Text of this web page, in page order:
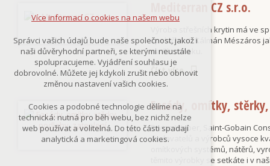
Mediterran CZ s.r.o.
Výroba střešních krytin má ve
společnosti Kálmán Mészáros
na Slovensku.
Číst více
Fasády, omítky,
Divize Weber, Saint-Gobain
dodavatelů a výrobců vysoce
omítkových systémů, nátěrů,
těmito výrobky se setkáte i v
marketingová cookies
Více informací o cookies na našem webu
Odmítnout vše
Více informací o cookies na našem webu
Správci vašich údajů bude naše společnost, jakož i
naši důvěryhodní partneři, se kterými neustále
spolupracujeme. Vyjádření souhlasu je
dobrovolné. Můžete jej kdykoli zrušit nebo obnovit
změnou nastavení vašich cookies.
Cookies a podobné technologie dělíme na
technická: nutná pro běh webu, bez nichž nelze
web používat a volitelná. Do této části spadají
analytická a marketingová cookies.